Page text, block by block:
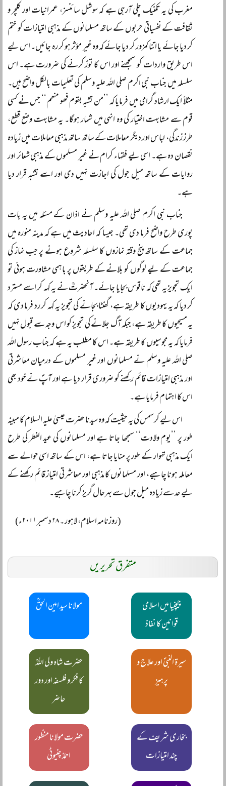
مغرب کی یہ تکنیک چلی آرہی ہے کہ سوشل سائنسز، عمرانیات اور کلچر و
ثقافت کے نفسیاتی حربوں کے ساتھ مسلمانوں کے مذہبی امتیازات کو ختم
کر دیا جائے یا اتنا کمزور کر دیا جائے کہ وہ غیر مؤثر ہو کر رہ جائیں۔ اس لیے
اس طریق واردات کو سمجھنے اور اس کا توڑ کرنے کی ضرورت ہے۔ اس
سلسلہ میں جناب نبی اکرم صلی اللہ علیہ وسلم کی تعلیمات بالکل واضح ہیں۔
مثلاً ایک ارشاد گرامی میں فرمایا کہ ’’من تشبہ بقوم فھو منھم‘‘ جس نے کسی
قوم سے مشابہت اختیار کی وہ انہی میں شمار ہوگا۔ یہ مشابہت وضع قطع،
طرز زندگی، لباس اور دیگر معاملات کے ساتھ ساتھ مذہبی معاملات میں زیادہ
نقصان دہ ہے۔ اسی لیے فقہاء کرام نے غیر مسلموں کے مذہبی شعائر اور
روایات کے ساتھ میل جول کی اجازت نہیں دی اور اسے تشبہ قرار دیا
ہے۔
جناب نبی اکرم صلی اللہ علیہ وسلم نے اذان کے مسئلہ میں یہ بات
پوری طرح واضح فرما دی تھی۔ جیسا کہ احادیث میں ہے کہ مدینہ منورہ میں
جماعت کے ساتھ پنج وقتہ نمازوں کا سلسلہ شروع ہونے پر جب نماز کی
جماعت کے لیے لوگوں کو بلانے کے طریقوں پر باہمی مشاورت ہوئی تو
ایک تجویز یہ تھی کہ ناقوس بجایا جائے۔ آنحضرتؒ نے یہ کہہ کر اسے مسترد
کر دیا کہ یہ یہودیوں کا طریقہ ہے، گھنٹا بجانے کی تجویز یہ کہہ کر رد فرما دی کہ
یہ مسیحیوں کا طریقہ ہے، جبکہ آگ جلانے کی تجویز کو اس وجہ سے قبول نہیں
فرمایا کہ یہ مجوسیوں کا طریقہ ہے۔ اس کا مطلب یہ ہے کہ جناب رسول اللہ
صلی اللہ علیہ وسلم نے مسلمانوں اور غیر مسلموں کے درمیان معاشرتی
اور مذہبی امتیازات قائم رکھنے کو ضروری قرار دیا ہے اور آپؐ نے خود بھی
اس کا اہتمام فرمایا ہے۔
اس لیے کرسمس کی یہ حیثیت کہ وہ سیدنا حضرت عیسیٰ علیہ السلام کا مبینہ
طور پر ’’یوم ولادت‘‘ سمجھا جاتا ہے اور مسلمانوں کی عید الفطر کی طرح
ایک مذہبی تہوار کے طور پر منایا جاتا ہے، اس کے ساتھ اسی حوالے سے
معاملہ ہونا چاہیے، اور مسلمانوں کا مذہبی اور معاشرتی امتیاز قائم رکھنے کے
لیے حد سے زیادہ میل جول سے بہرحال گریز کرنا چاہیے۔
(روزنامہ اسلام، لاہور ۔ ۲۸ دسمبر ۲۰۱۱ء)
متفرق تحریریں
چیچنیا میں اسلامی
قوانین کا نفاذ
مولانا سید امین الحقؒ
سیرۃ النبیؐ اور علاج و
پرہیز
حضرت شاہ ولی اللہؒ
کا فکر و فلسفہ اور دور
حاضر
بخاری شریف کے
چند امتیازات
حضرت مولانا منظور
احمدؒ چنیوٹی